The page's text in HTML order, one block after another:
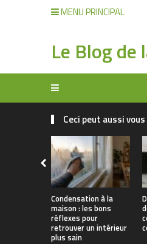
MENU PRINCIPAL
Le Blog de
Ceci peut aussi
Condensation à la
maison : les bons
réflexes pour
retrouver un intérieur
plus sain